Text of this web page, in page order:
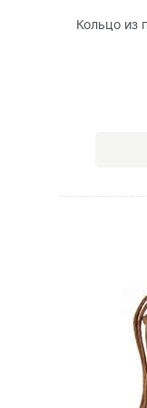
Кольцо из